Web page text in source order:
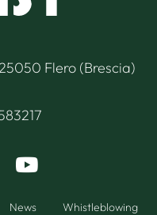
News Whistleblowing
Flero (Brescia)